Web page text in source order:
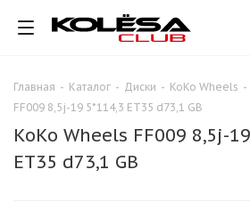
Главная - Каталог - Диски - KoKo Wheels -
FF009 8,5j-19 5*114,3 ET35 d73,1 GB
KoKo Wheels FF009 8,5j-
ET35 d73,1 GB